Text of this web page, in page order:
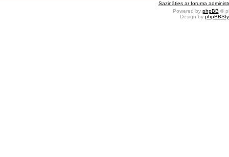
Sazināties ar foruma
Powered by phpBB ©
Design by